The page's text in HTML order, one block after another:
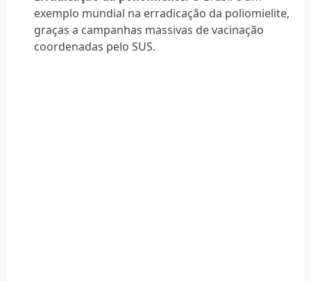
exemplo mundial na erradicação da poliomielite,
graças a campanhas massivas de vacinação
coordenadas pelo SUS.